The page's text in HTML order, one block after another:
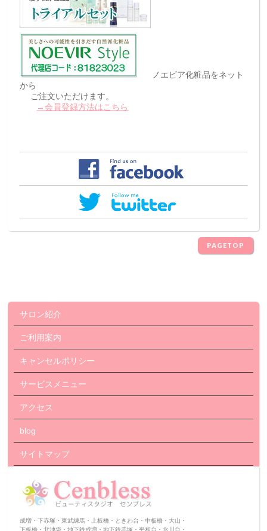
ノエビア化粧品をネット
から
ご注文いただけます。
→会員登録方法はこちら
PAGETOP
サロン紹介
ご利用案内
キャンセルポリシー
サービスメニュー
アクセス
blog
サイトマップ
成増・下赤塚・東武練馬・上板橋・ときわ台・中板橋・大山・
下板橋・北池袋・地下鉄成増・地下鉄赤塚・平和台・氷川台・